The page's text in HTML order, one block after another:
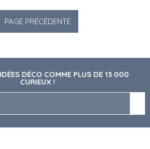
DÉCO COMME PLUS DE 13 000
CURIEUX !